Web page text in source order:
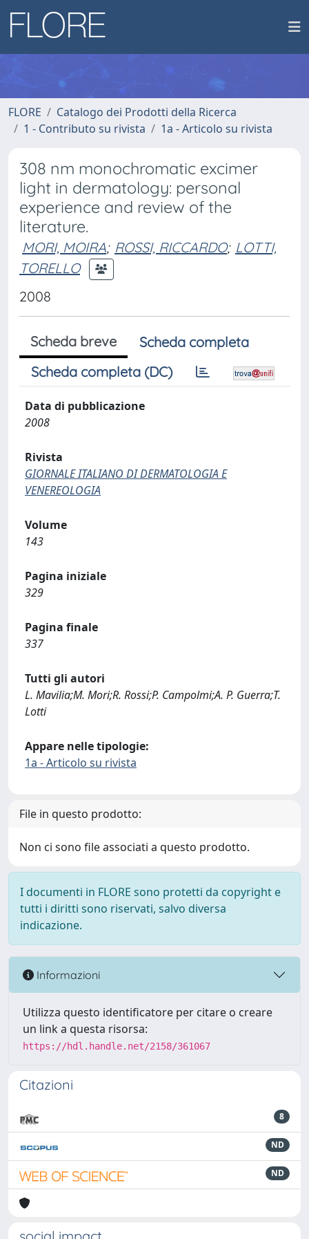
FLORE
Catalogo dei Prodotti della Ricerca
1 - Contributo su rivista
1a - Articolo su rivista
308 nm monochromatic excimer
light in dermatology: personal
experience and review of the
literature.
MORI, MOIRA; ROSSI, RICCARDO; LOTTI,
TORELLO
2008
Scheda breve
Scheda completa
Scheda completa (DC)
Data di pubblicazione
2008
Rivista
GIORNALE ITALIANO DI DERMATOLOGIA E
VENEREOLOGIA
Volume
143
Pagina iniziale
329
Pagina finale
337
Tutti gli autori
L. Mavilia;M. Mori;R. Rossi;P. Campolmi;A. P. Guerra;T.
Lotti
Appare nelle tipologie:
1a - Articolo su rivista
File in questo prodotto:
Non ci sono file associati a questo prodotto.
I documenti in FLORE sono protetti da copyright e
tutti i diritti sono riservati, salvo diversa
indicazione.
Informazioni
Utilizza questo identificatore per citare o creare
un link a questa risorsa:
https://hdl.handle.net/2158/361067
Citazioni
8
ND
ND